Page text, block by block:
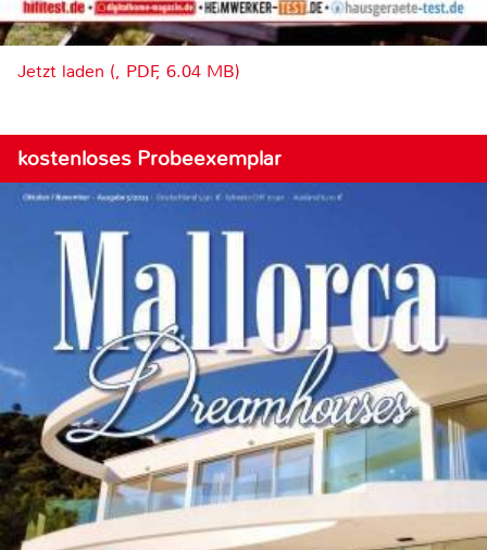
Jetzt laden (, PDF, 6.04 MB)
kostenloses Probeexemplar